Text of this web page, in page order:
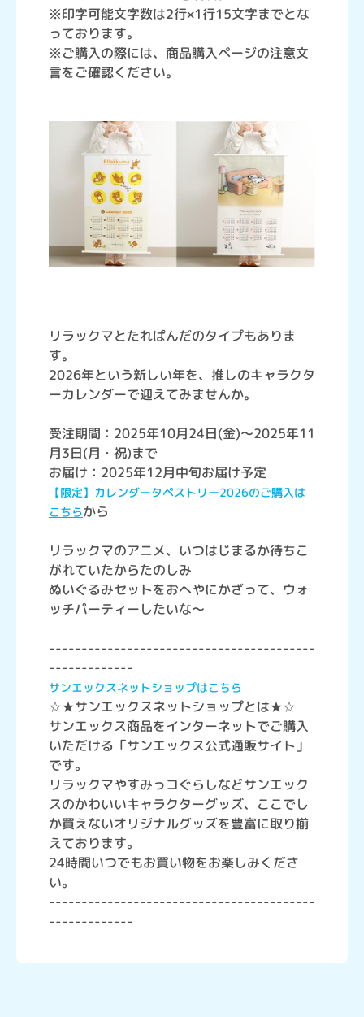
※印字可能文字数は2行×1行15文字までとな
っております。
※ご購入の際には、商品購入ページの注意文
言をご確認ください。
リラックマとたれぱんだのタイプもありま
す。
2026年という新しい年を、推しのキャラクタ
ーカレンダーで迎えてみませんか。
受注期間：2025年10月24日(金)～2025年11
月3日(月・祝)まで
お届け：2025年12月中旬お届け予定
【限定】カレンダータペストリー2026のご購入は
こちらから
リラックマのアニメ、いつはじまるか待ちこ
がれていたからたのしみ
ぬいぐるみセットをおへやにかざって、ウォ
ッチパーティーしたいな～
-----------------------------------------
-------------
サンエックスネットショップはこちら
☆★サンエックスネットショップとは★☆
サンエックス商品をインターネットでご購入
いただける「サンエックス公式通販サイト」
です。
リラックマやすみっコぐらしなどサンエック
スのかわいいキャラクターグッズ、ここでし
か買えないオリジナルグッズを豊富に取り揃
えております。
24時間いつでもお買い物をお楽しみくださ
い。
-----------------------------------------
-------------